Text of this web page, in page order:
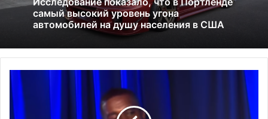
01.07.2026
Исследование показало, что в Портленде
самый высокий уровень угона
автомобилей на душу населения в США
Россия больше не получит американских
льгот: что это значит и к чему приведёт
П
о
с
л